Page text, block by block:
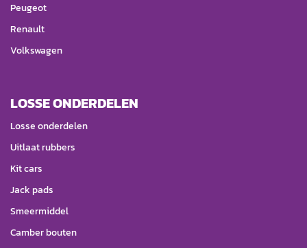
Peugeot
Renault
Volkswagen
LOSSE ONDERDELEN
Losse onderdelen
Uitlaat rubbers
Kit cars
Jack pads
Smeermiddel
Camber bouten